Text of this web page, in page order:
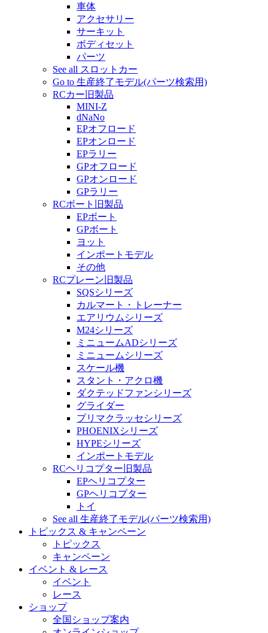
車体
アクセサリー
サーキット
ボディセット
パーツ
See all スロットカー
Go to 生産終了モデル(パーツ検索用)
RCカー旧製品
MINI-Z
dNaNo
EPオフロード
EPオンロード
EPラリー
GPオフロード
GPオンロード
GPラリー
RCボート旧製品
EPボート
GPボート
ヨット
インポートモデル
その他
RCプレーン旧製品
SQSシリーズ
カルマート・トレーナー
エアリウムシリーズ
M24シリーズ
ミニュームADシリーズ
ミニュームシリーズ
スケール機
スタント・アクロ機
ダクテッドファンシリーズ
グライダー
プリマクラッセシリーズ
PHOENIXシリーズ
HYPEシリーズ
インポートモデル
RCヘリコプター旧製品
EPヘリコプター
GPヘリコプター
トイ
See all 生産終了モデル(パーツ検索用)
トピックス & キャンペーン
トピックス
キャンペーン
イベント & レース
イベント
レース
ショップ
全国ショップ案内